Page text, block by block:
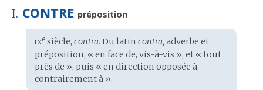
I. CONTRE préposition
Étymologie
:
ixesiècle, contra. Du latin contra, adverbe et
préposition, « en face de, vis-à-vis », et « tout
près de », puis « en direction opposée à,
contrairement à ».